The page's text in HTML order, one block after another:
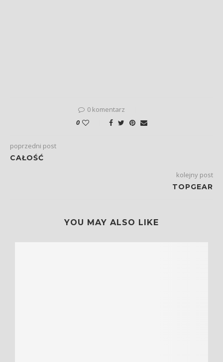
0 komentarz
0
poprzedni post
CAŁOŚĆ
kolejny post
TOPGEAR
YOU MAY ALSO LIKE